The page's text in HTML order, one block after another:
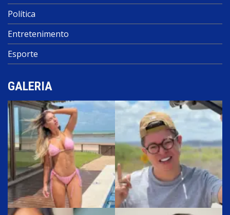
Política
Entretenimento
Esporte
GALERIA